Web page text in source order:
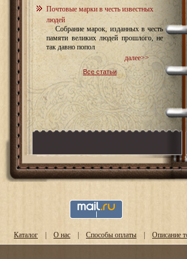
Почтовые марки в честь известных
людей
Собрание марок, изданных в честь
памяти великих людей прошлого, не
так давно попол
далее>>
Все статьи
Каталог | О нас | Способы оплаты | Описание